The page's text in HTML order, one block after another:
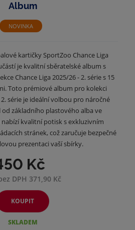
Album
NOVINKA
kartičky SportZoo Chance Liga
je kvalitní sběratelské album s
Chance Liga 2025/26 - 2. série s 15
Toto prémiové album pro kolekci
2. série je ideální volbou pro náročné
od základního plastového alba ve
kvalitní potisk s exkluzivním
stránek, což zaručuje bezpečné
prezentaci vaší sbírky.
Kč
DPH 371,90 Kč
KOUPIT
SKLADEM